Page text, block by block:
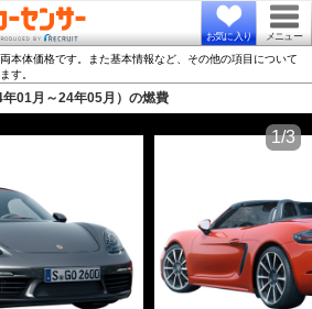
お気に入り メニュー
本体価格です。また基本情報など、その他の項目について
す。
01月～24年05月）の燃費
1/3